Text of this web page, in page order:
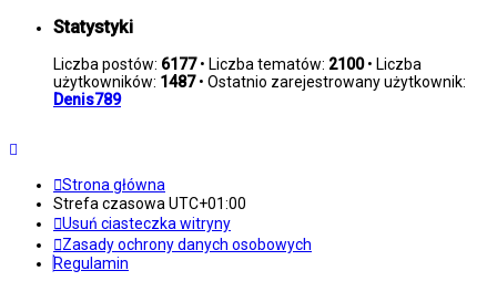
Statystyki
Liczba postów: 6177• Liczba tematów: 2100• Liczba
użytkowników: 1487• Ostatnio zarejestrowany użytkownik:
Denis789
Strona główna
Strefa czasowa UTC+01:00
Usuń ciasteczka witryny
Zasady ochrony danych osobowych
Regulamin